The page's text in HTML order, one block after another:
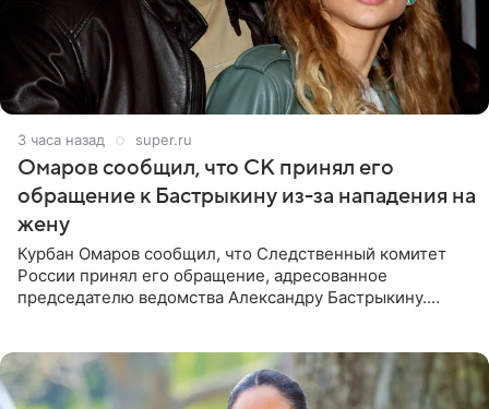
3 часа назад super.ru
Омаров сообщил, что СК принял его
обращение к Бастрыкину из-за нападения на
жену
Курбан Омаров сообщил, что Следственный комитет
России принял его обращение, адресованное
председателю ведомства Александру Бастрыкину.